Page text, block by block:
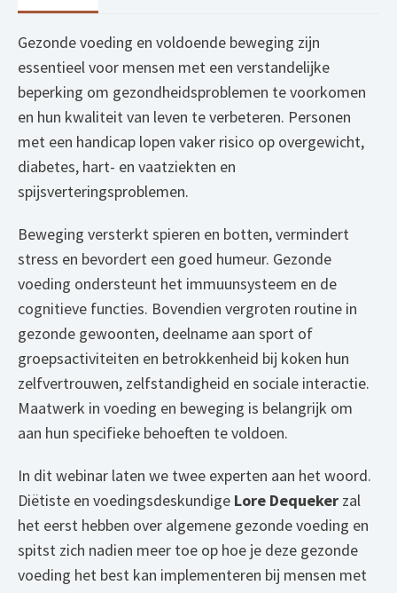
Gezonde voeding en voldoende beweging zijn
essentieel voor mensen met een verstandelijke
beperking om gezondheidsproblemen te voorkomen
en hun kwaliteit van leven te verbeteren. Personen
met een handicap lopen vaker risico op overgewicht,
diabetes, hart- en vaatziekten en
spijsverteringsproblemen.
Beweging versterkt spieren en botten, vermindert
stress en bevordert een goed humeur. Gezonde
voeding ondersteunt het immuunsysteem en de
cognitieve functies. Bovendien vergroten routine in
gezonde gewoonten, deelname aan sport of
groepsactiviteiten en betrokkenheid bij koken hun
zelfvertrouwen, zelfstandigheid en sociale interactie.
Maatwerk in voeding en beweging is belangrijk om
aan hun specifieke behoeften te voldoen.
In dit webinar laten we twee experten aan het woord.
Diëtiste en voedingsdeskundige Lore Dequeker zal
het eerst hebben over algemene gezonde voeding en
spitst zich nadien meer toe op hoe je deze gezonde
voeding het best kan implementeren bij mensen met